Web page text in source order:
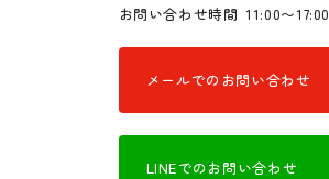
お問い合わせ時間 11:00〜17:00
メールでのお問い合わせ
LINEでのお問い合わせ